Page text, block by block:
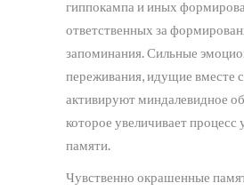
гиппокампа и иных
ответственных за
запоминания. Сильные
переживания, идущие вместе
активируют миндалевидное
которое увеличивает процесс
памяти.
Чувственно окрашенные